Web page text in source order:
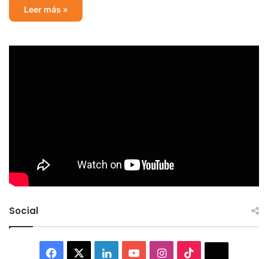
Leer más »
Social
Facebook LinkedInYouTubeInstagram